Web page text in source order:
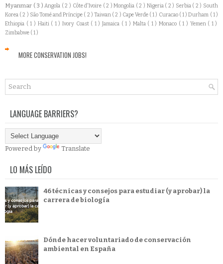
Myanmar ( 3 )Angola ( 2 ) Côte d'Ivoire ( 2 )Mongolia ( 2 ) Nigeria ( 2 ) Serbia ( 2 ) South
Korea ( 2 ) São Tomé and Príncipe ( 2 ) Taiwan ( 2 ) Cape Verde ( 1 ) Curacao ( 1 )Durham ( 1 )
Ethiopia ( 1 ) Haiti ( 1 ) Ivory Coast ( 1 )Jamaica ( 1 ) Malta ( 1 )Monaco ( 1 ) Yemen ( 1 )
Zimbabwe ( 1 )
MORE CONSERVATION JOBS!
LANGUAGE BARRIERS?
Powered by Translate
LO MÁS LEÍDO
46 técnicas y consejos para estudiar (y aprobar) la
carrera de biología
Dónde hacer voluntariado de conservación
ambiental en España